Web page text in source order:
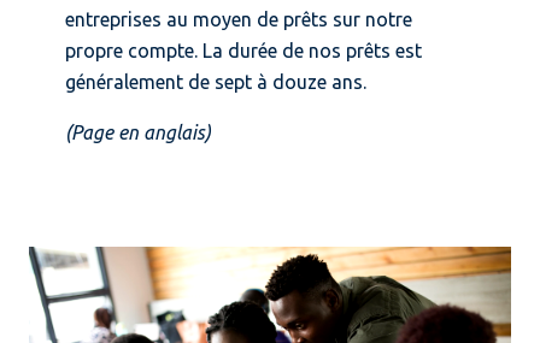
entreprises au moyen de prêts sur notre
propre compte. La durée de nos prêts est
généralement de sept à douze ans.
(Page en anglais)